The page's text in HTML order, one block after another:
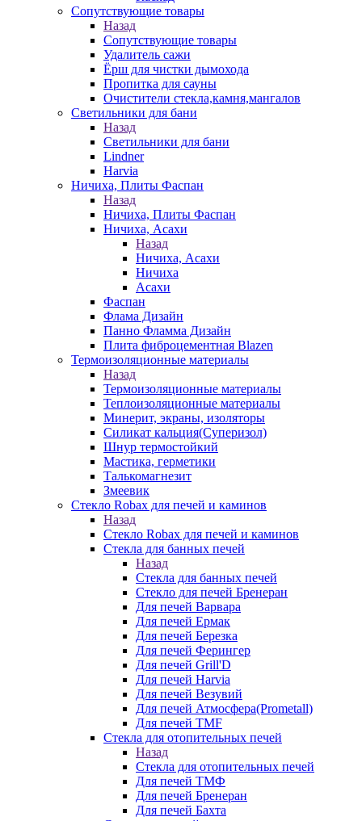
Сопутствующие товары
Назад
Сопутствующие товары
Удалитель сажи
Ёрш для чистки дымохода
Пропитка для сауны
Очистители стекла,камня,мангалов
Светильники для бани
Назад
Светильники для бани
Lindner
Harvia
Ничиха, Плиты Фаспан
Назад
Ничиха, Плиты Фаспан
Ничиха, Асахи
Назад
Ничиха, Асахи
Ничиха
Асахи
Фаспан
Флама Дизайн
Панно Фламма Дизайн
Плита фиброцементная Blazen
Термоизоляционные материалы
Назад
Термоизоляционные материалы
Теплоизоляционные материалы
Минерит, экраны, изоляторы
Силикат кальция(Суперизол)
Шнур термостойкий
Мастика, герметики
Талькомагнезит
Змеевик
Стекло Robax для печей и каминов
Назад
Стекло Robax для печей и каминов
Стекла для банных печей
Назад
Стекла для банных печей
Стекло для печей Бренеран
Для печей Варвара
Для печей Ермак
Для печей Березка
Для печей Ферингер
Для печей Grill'D
Для печей Harvia
Для печей Везувий
Для печей Атмосфера(Prometall)
Для печей TMF
Стекла для отопительных печей
Назад
Стекла для отопительных печей
Для печей ТМФ
Для печей Бренеран
Для печей Бахта